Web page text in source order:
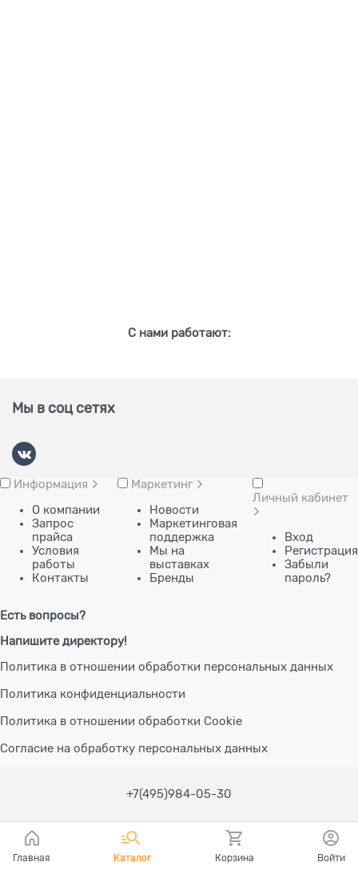
С нами работают:
Мы в соц сетях
Информация
О компании
Запрос
прайса
Условия
работы
Контакты
Маркетинг
Новости
Маркетинговая
поддержка
Мы на
выставках
Бренды
Личный кабинет
Вход
Регистрация
Забыли
пароль?
Есть вопросы?
Напишите директору!
Политика в отношении обработки персональных данных
Политика конфиденциальности
Политика в отношении обработки Cookie
Согласие на обработку персональных данных
+7(495)984-05-30
Главная Каталог Корзина Войти